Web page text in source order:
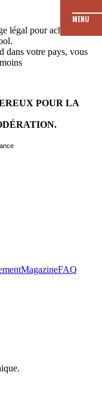
légal pour acheter et
dans votre pays, vous
POUR LA
MENU
MagazineFAQ